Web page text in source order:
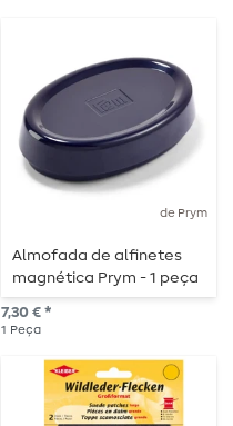
de Prym
Almofada de alfinetes
magnética Prym - 1 peça
7,30 € *
1 Peça